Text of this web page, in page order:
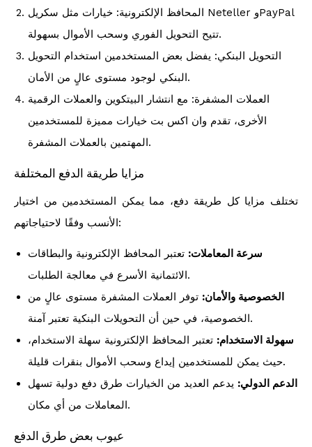
المحافظ الإلكترونية: خيارات مثل سكريل Neteller وPayPal
تتيح التحويل الفوري وسحب الأموال بسهولة.
التحويل البنكي: يفضل بعض المستخدمين استخدام التحويل
البنكي لوجود مستوى عالٍ من الأمان.
العملات المشفرة: مع انتشار البيتكوين والعملات الرقمية
الأخرى، تقدم وان اكس بت خيارات مميزة للمستخدمين
المهتمين بالعملات المشفرة.
مزايا طريقة الدفع المختلفة
تختلف مزايا كل طريقة دفع، مما يمكن المستخدمين من اختيار
الأنسب وفقًا لاحتياجاتهم:
سرعة المعاملات: تعتبر المحافظ الإلكترونية والبطاقات
الائتمانية الأسرع في معالجة الطلبات.
الخصوصية والأمان: توفر العملات المشفرة مستوى عالٍ من
الخصوصية، في حين أن التحويلات البنكية تعتبر آمنة.
سهولة الاستخدام: تعتبر المحافظ الإلكترونية سهلة الاستخدام،
حيث يمكن للمستخدمين إيداع وسحب الأموال بنقرات قليلة.
الدعم الدولي: يدعم العديد من الخيارات طرق دفع دولية تسهل
المعاملات من أي مكان.
عيوب بعض طرق الدفع